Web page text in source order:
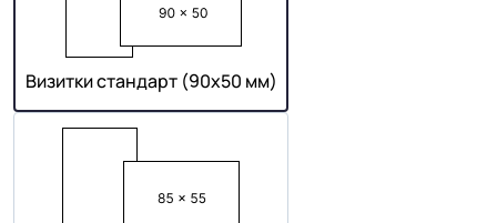
Визитки стандарт (90х50 мм)